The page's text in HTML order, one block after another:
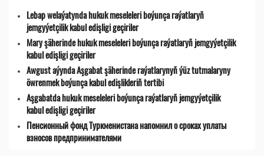
Lebap welaýatynda hukuk meseleleri boýunça raýatlaryň
jemgyýetçilik kabul edişligi geçiriler
Mary şäherinde hukuk meseleleri boýunça raýatlaryň jemgyýetçilik
kabul edişligi geçiriler
Awgust aýynda Aşgabat şäherinde raýatlarynyň ýüz tutmalaryny
öwrenmek boýunça kabul edişlikleriň tertibi
Aşgabatda hukuk meseleleri boýunça raýatlaryň jemgyýetçilik
kabul edişligi geçiriler
Пенсионный фонд Туркменистана напомнил о сроках уплаты
взносов предпринимателями